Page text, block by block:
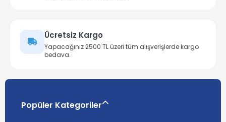
Ücretsiz Kargo
Yapacağınız 2500 TL üzeri tüm alışverişlerde kargo
bedava.
Popüler Kategoriler